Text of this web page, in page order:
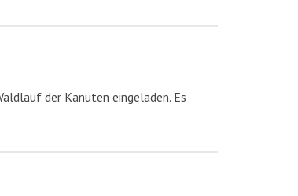
der Kanuten eingeladen. Es